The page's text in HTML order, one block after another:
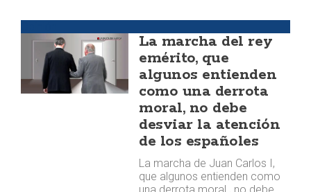
La marcha del rey
emérito, que
algunos entienden
como una derrota
moral, no debe
desviar la atención
de los españoles
La marcha de Juan Carlos I,
que algunos entienden como